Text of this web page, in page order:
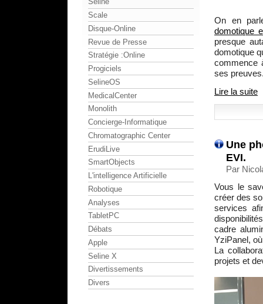
On en
domotique
presque
domotique
commence
ses
Lire la suite
Une
EVI.
Par
Vous le
créer des
services
cadre
YziPanel,
La
projets et
Scale
Disque-Online
Revue de Presse
Stratégie :Online
Progiciels
SelineOS
MedicalCenter
Monolith
Concierge-Informatique
Chromatographic Center
ErudiLive
SmartObjects
L'intelligence Artificielle
Robotique
Analyses
TabletPC
Débats
Apple
Seline X
Divertissements
Divers